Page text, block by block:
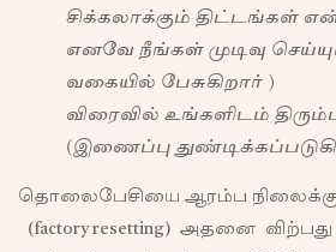
சிக்கலாக்கும் திட்டங்கள்
எனவே நீங்கள் முடிவு
வகையில் பேசுகிறார் )
விரைவில் உங்களிடம்
(இணைப்பு
தொலைபேசியை ஆரம்ப
(factory resetting) அதனை